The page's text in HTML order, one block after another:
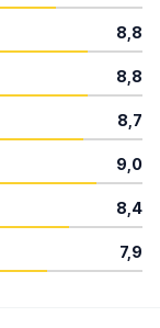
8,8
8,8
8,7
9,0
8,4
7,9